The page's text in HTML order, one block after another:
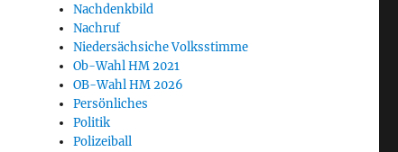
Nachdenkbild
Nachruf
Niedersächsiche Volksstimme
Ob-Wahl HM 2021
OB-Wahl HM 2026
Persönliches
Politik
Polizeiball